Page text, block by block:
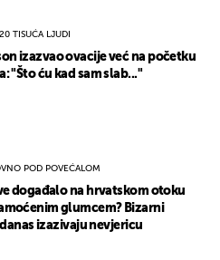
TISUĆA LJUDI
izazvao ovacije već na početku
"Što ću kad sam slab..."
POD POVEĆALOM
događalo na hrvatskom otoku
glumcem? Bizarni
izazivaju nevjericu